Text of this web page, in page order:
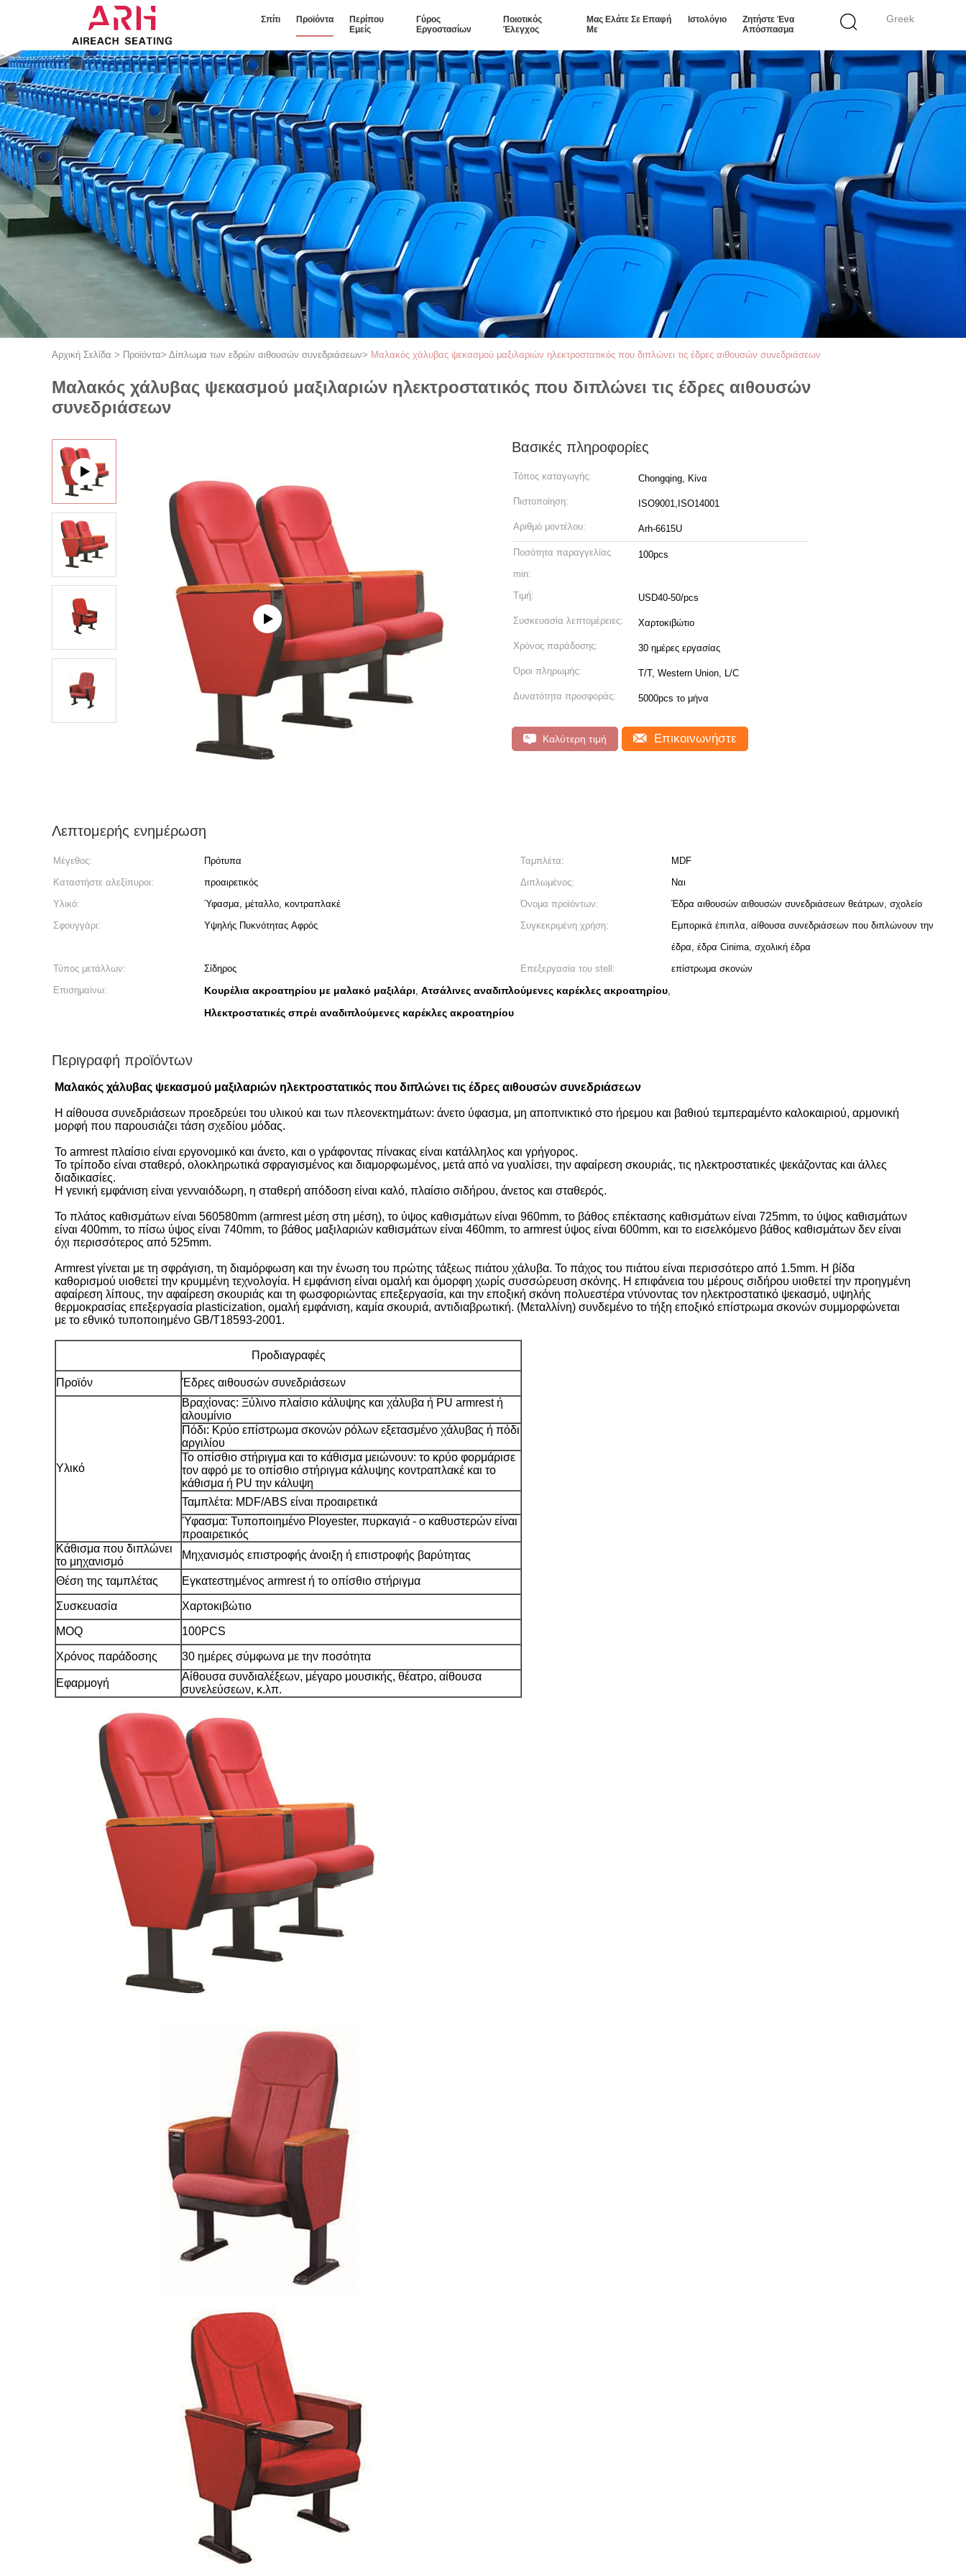
Greek
Σπίτι Προϊόντα
Περίπου
Εμείς
Γύρος
Εργοστασίων
Ποιοτικός
Έλεγχος
Μας Ελάτε Σε Επαφή
Με
Ιστολόγιο
Ζητήστε Ένα
Απόσπασμα
Αρχική Σελίδα > Προϊόντα> Δίπλωμα των εδρών αιθουσών συνεδριάσεων> Μαλακός χάλυβας ψεκασμού μαξιλαριών ηλεκτροστατικός που διπλώνει τις έδρες αιθουσών συνεδριάσεων
Μαλακός χάλυβας ψεκασμού μαξιλαριών ηλεκτροστατικός που διπλώνει τις έδρες αιθουσών
συνεδριάσεων
Βασικές πληροφορίες
Τόπος καταγωγής: Chongqing, Κίνα
Πιστοποίηση: ISO9001,ISO14001
Αριθμό μοντέλου: Arh-6615U
Ποσότητα παραγγελίας
min:
100pcs
Τιμή: USD40-50/pcs
Συσκευασία λεπτομέρειες: Χαρτοκιβώτιο
Χρόνος παράδοσης: 30 ημέρες εργασίας
Όροι πληρωμής: T/T, Western Union, L/C
Δυνατότητα προσφοράς: 5000pcs το μήνα
Καλύτερη τιμή Επικοινωνήστε
Λεπτομερής ενημέρωση
Μέγεθος: Πρότυπα Ταμπλέτα:
MDF
Καταστήστε αλεξίπυροι:
προαιρετικός Διπλωμένος:
Ναι
Υλικό:
Ύφασμα, μέταλλο, κοντραπλακέ Όνομα προϊόντων:
Έδρα αιθουσών αιθουσών συνεδριάσεων θεάτρων, σχολείο
Σφουγγάρι:
Υψηλής Πυκνότητας Αφρός Συγκεκριμένη χρήση:
Εμπορικά έπιπλα, αίθουσα συνεδριάσεων που διπλώνουν την
έδρα, έδρα Cinima, σχολική έδρα
Τύπος μετάλλων:
Σίδηρος Επεξεργασία του stell:
επίστρωμα σκονών
Επισημαίνω:
Κουρέλια ακροατηρίου με μαλακό μαξιλάρι, Ατσάλινες αναδιπλούμενες καρέκλες ακροατηρίου,
Ηλεκτροστατικές σπρέι αναδιπλούμενες καρέκλες ακροατηρίου
Περιγραφή προϊόντων
Μαλακός χάλυβας ψεκασμού μαξιλαριών ηλεκτροστατικός που διπλώνει τις έδρες αιθουσών συνεδριάσεων
Η αίθουσα συνεδριάσεων προεδρεύει του υλικού και των πλεονεκτημάτων: άνετο ύφασμα, μη αποπνικτικό στο ήρεμου και βαθιού τεμπεραμέντο καλοκαιριού, αρμονική
μορφή που παρουσιάζει τάση σχεδίου μόδας.
Το armrest πλαίσιο είναι εργονομικό και άνετο, και ο γράφοντας πίνακας είναι κατάλληλος και γρήγορος.
Το τρίποδο είναι σταθερό, ολοκληρωτικά σφραγισμένος και διαμορφωμένος, μετά από να γυαλίσει, την αφαίρεση σκουριάς, τις ηλεκτροστατικές ψεκάζοντας και άλλες
διαδικασίες.
Η γενική εμφάνιση είναι γενναιόδωρη, η σταθερή απόδοση είναι καλό, πλαίσιο σιδήρου, άνετος και σταθερός.
Το πλάτος καθισμάτων είναι 560580mm (armrest μέση στη μέση), το ύψος καθισμάτων είναι 960mm, το βάθος επέκτασης καθισμάτων είναι 725mm, το ύψος καθισμάτων
είναι 400mm, το πίσω ύψος είναι 740mm, το βάθος μαξιλαριών καθισμάτων είναι 460mm, το armrest ύψος είναι 600mm, και το εισελκόμενο βάθος καθισμάτων δεν είναι
όχι περισσότερος από 525mm.
Armrest γίνεται με τη σφράγιση, τη διαμόρφωση και την ένωση του πρώτης τάξεως πιάτου χάλυβα. Το πάχος του πιάτου είναι περισσότερο από 1.5mm. Η βίδα
καθορισμού υιοθετεί την κρυμμένη τεχνολογία. Η εμφάνιση είναι ομαλή και όμορφη χωρίς συσσώρευση σκόνης. Η επιφάνεια του μέρους σιδήρου υιοθετεί την προηγμένη
αφαίρεση λίπους, την αφαίρεση σκουριάς και τη φωσφοριώντας επεξεργασία, και την εποξική σκόνη πολυεστέρα ντύνοντας τον ηλεκτροστατικό ψεκασμό, υψηλής
θερμοκρασίας επεξεργασία plasticization, ομαλή εμφάνιση, καμία σκουριά, αντιδιαβρωτική. (Μεταλλίνη) συνδεμένο το τήξη εποξικό επίστρωμα σκονών συμμορφώνεται
με το εθνικό τυποποιημένο GB/T18593-2001.
Προδιαγραφές
Προϊόν Έδρες αιθουσών συνεδριάσεων
Υλικό
Βραχίονας: Ξύλινο πλαίσιο κάλυψης και χάλυβα ή PU armrest ή
αλουμίνιο
Πόδι: Κρύο επίστρωμα σκονών ρόλων εξετασμένο χάλυβας ή πόδι
αργιλίου
Το οπίσθιο στήριγμα και το κάθισμα μειώνουν: το κρύο φορμάρισε
τον αφρό με το οπίσθιο στήριγμα κάλυψης κοντραπλακέ και το
κάθισμα ή PU την κάλυψη
Ταμπλέτα: MDF/ABS είναι προαιρετικά
Ύφασμα: Τυποποιημένο Ployester, πυρκαγιά - ο καθυστερών είναι
προαιρετικός
Κάθισμα που διπλώνει
το μηχανισμό
Μηχανισμός επιστροφής άνοιξη ή επιστροφής βαρύτητας
Θέση της ταμπλέτας Εγκατεστημένος armrest ή το οπίσθιο στήριγμα
Συσκευασία Χαρτοκιβώτιο
MOQ 100PCS
Χρόνος παράδοσης 30 ημέρες σύμφωνα με την ποσότητα
Εφαρμογή
Αίθουσα συνδιαλέξεων, μέγαρο μουσικής, θέατρο, αίθουσα
συνελεύσεων, κ.λπ.